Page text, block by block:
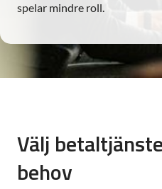
spelar mindre roll.
Välj
behov